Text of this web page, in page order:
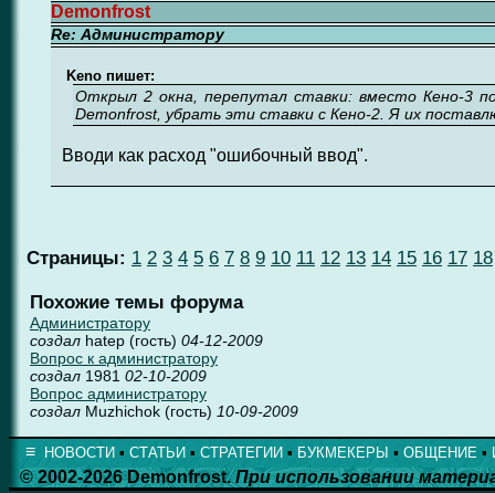
Demonfrost
Re: Администратору
Keno пишет:
Открыл 2 окна, перепутал ставки: вместо Кено-3
Demonfrost, убрать эти ставки с Кено-2. Я их
Вводи как расход "ошибочный ввод".
Страницы: 1 2 3 4 5 6 7 8 9 10 11 12 13 14 15 16 17 18
Похожие темы форума
Администратору
создал hatep (гость) 04-12-2009
Вопрос к администратору
создал 1981 02-10-2009
Вопрос администратору
создал Muzhichok (гость) 10-09-2009
≡ НОВОСТИ ▪ СТАТЬИ ▪ СТРАТЕГИИ ▪ БУКМЕКЕРЫ ▪ ОБЩЕНИЕ ▪
© 2002-2026 Demonfrost.При использовании